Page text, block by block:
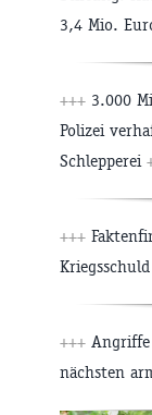
3,4 Mio.
+++ 3.000
Polizei
Schlepperei
+++
+++
nächsten